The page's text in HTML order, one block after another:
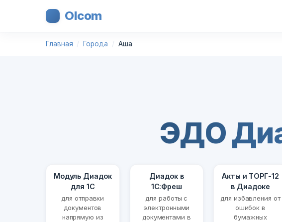
Olcom
Главная Города Аша
ЭДО
Модуль Диадок
для 1С
для отправки
документов
напрямую из
Диадок в
1С:Фреш
для работы с
электронными
документами в
Акты и ТОРГ-12
в Диадоке
для избавления от
ошибок в
бумажных